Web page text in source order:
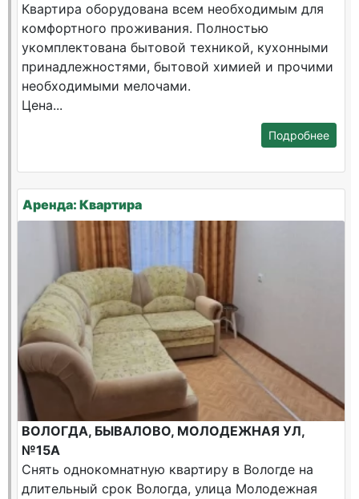
Квартира оборудована всем необходимым для
комфортного проживания. Полностью
укомплектована бытовой техникой, кухонными
принадлежностями, бытовой химией и прочими
необходимыми мелочами.
Цена...
Подробнее
Аренда: Квартира
ВОЛОГДА, БЫВАЛОВО, МОЛОДЕЖНАЯ УЛ,
№15А
Снять однокомнатную квартиру в Вологде на
длительный срок Вологда, улица Молодежная